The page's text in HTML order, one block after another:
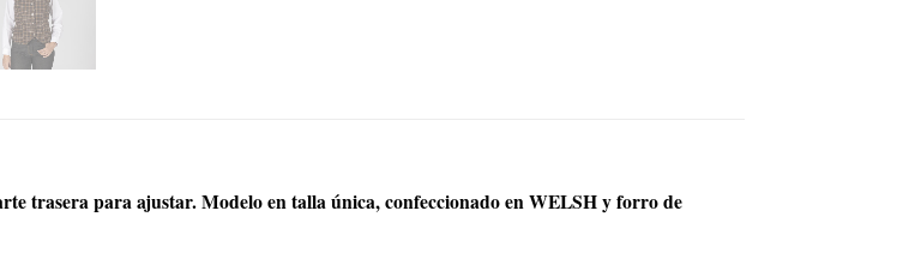
trasera para ajustar. Modelo en talla única, confeccionado en WELSH y forro de